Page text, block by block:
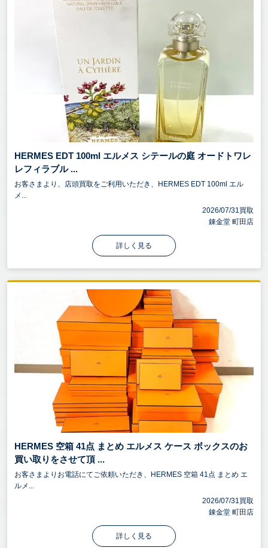
HERMES EDT 100ml エルメス シテールの庭 オードトワレ
レフィラブル ...
お客さまより、店頭買取をご利用いただき、HERMES EDT 100ml エル
メ...
2026/07/31買取
錬金堂 町田店
詳しく見る
HERMES 空箱 41点 まとめ エルメス ケース ボックスのお
買い取りをさせて頂 ...
お客さまよりお電話にてご依頼いただき、HERMES 空箱 41点 まとめ エ
ルメ...
2026/07/31買取
錬金堂 町田店
詳しく見る